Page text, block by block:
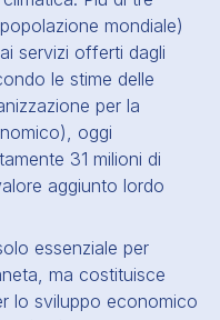
mondiale)
servizi offerti dagli
le stime delle
per la
oggi
31 milioni di
aggiunto lordo
essenziale per
ma costituisce
lo sviluppo economico